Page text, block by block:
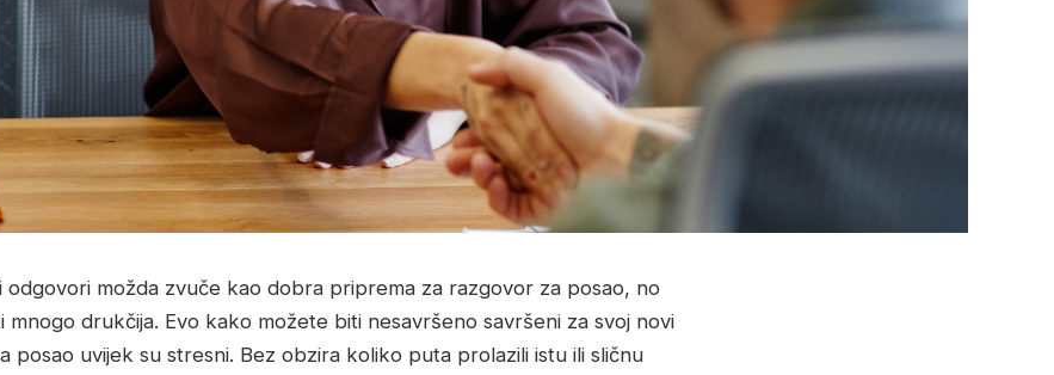
odgovori možda zvuče kao dobra priprema za razgovor za posao, no
mnogo drukčija. Evo kako možete biti nesavršeno savršeni za svoj novi
posao uvijek su stresni. Bez obzira koliko puta prolazili istu ili sličnu